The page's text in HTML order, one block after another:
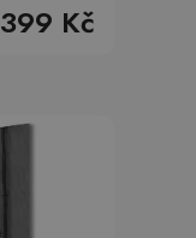
399 Kč